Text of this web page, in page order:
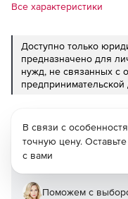
Все характеристики
Доступно только
предназначено для
нужд, не связанных с
предпринимательской
В связи с
точную цену.
с вами
Поможем с